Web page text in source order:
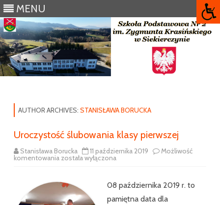
MENU
AUTHOR ARCHIVES: STANISŁAWA BORUCKA
Uroczystość ślubowania klasy pierwszej
Stanisława Borucka 11 października 2019 Możliwość
komentowania Uroczystość
ślubowania
została wyłączona
08 października 2019 r. to
pamiętna data dla